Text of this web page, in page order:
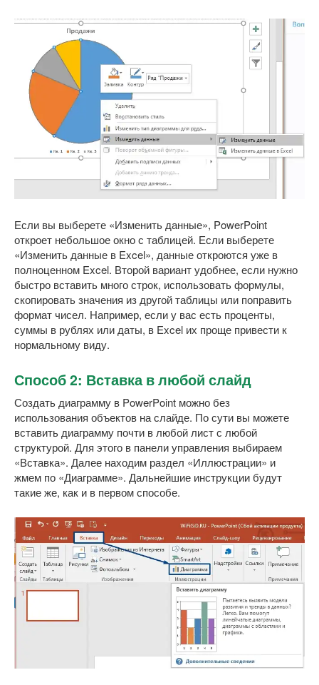
Если вы выберете «Изменить данные», PowerPoint
откроет небольшое окно с таблицей. Если выберете
«Изменить данные в Excel», данные откроются уже в
полноценном Excel. Второй вариант удобнее, если нужно
быстро вставить много строк, использовать формулы,
скопировать значения из другой таблицы или поправить
формат чисел. Например, если у вас есть проценты,
суммы в рублях или даты, в Excel их проще привести к
нормальному виду.
Способ 2: Вставка в любой слайд
Создать диаграмму в PowerPoint можно без
использования объектов на слайде. По сути вы можете
вставить диаграмму почти в любой лист с любой
структурой. Для этого в панели управления выбираем
«Вставка». Далее находим раздел «Иллюстрации» и
жмем по «Диаграмме». Дальнейшие инструкции будут
такие же, как и в первом способе.